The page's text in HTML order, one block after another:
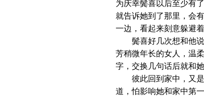
为庆幸鬓喜以后至少有
就告诉她到了那里，会
一边，看起来刻意躲避着
鬓喜好几次想和他说
芳稍微年长的女人，温
字，交换几句话后就和
彼此回到家中，又是
道，怕影响她和家中第